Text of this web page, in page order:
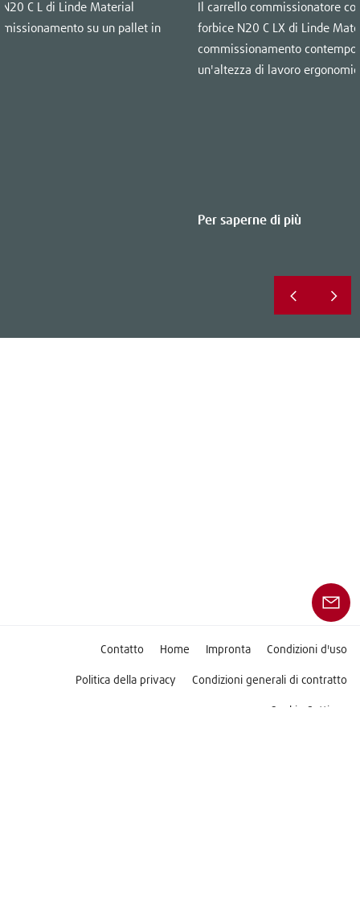
C L di Linde Material
su un pallet in
Il carrello commissionatore
forbice N20 C LX di Linde
commissionamento
un'altezza di lavoro
Per saperne di più
Contatto Home Impronta Condizioni d'uso
Politica della privacy Condizioni generali di contratto